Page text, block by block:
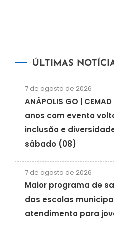
ÚLTIMAS
7 de agosto de 2026
ANÁPOLIS GO |
anos com evento
inclusão e
sábado (08)
7 de agosto de 2026
Maior programa de
das escolas
atendimento para